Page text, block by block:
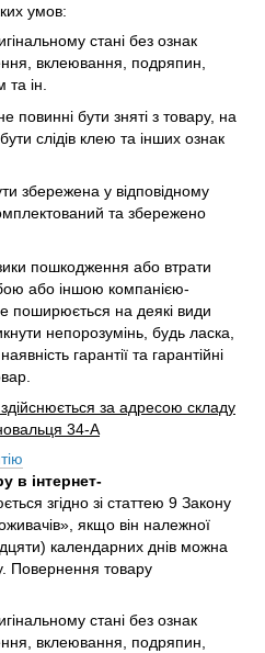
умов:
стані без ознак
вклеювання, подряпин,
та ін.
повинні бути зняті з товару, на
слідів клею та інших ознак
збережена у відповідному
та збережено
пошкодження або втрати
або іншою компанією-
поширюється на деякі види
непорозумінь, будь ласка,
гарантії та гарантійні
за адресою складу
34-А
в інтернет-
згідно зі статтею 9 Закону
якщо він належної
календарних днів можна
Повернення товару
стані без ознак
вклеювання, подряпин,